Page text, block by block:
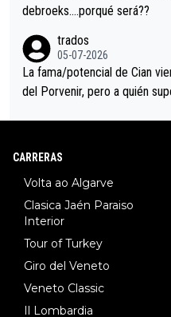
debroeks….porqué será??
trados
05-07-2026
La fama/potencial de Cian
del Porvenir, pero a quién
CARRERAS
Volta ao Algarve
Clasica Jaén Paraiso
Interior
Tour of Turkey
Giro del Veneto
Veneto Classic
Il Lombardia